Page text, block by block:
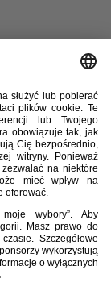
W LA